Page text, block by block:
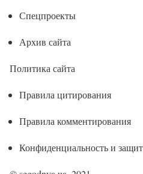
Спецпроекты
Архив сайта
Политика сайта
Правила цитирования
Правила комментирования
Конфиденциальность и